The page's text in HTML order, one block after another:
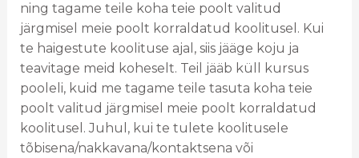
ning tagame teile koha teie poolt valitud
järgmisel meie poolt korraldatud koolitusel. Kui
te haigestute koolituse ajal, siis jääge koju ja
teavitage meid koheselt. Teil jääb küll kursus
pooleli, kuid me tagame teile tasuta koha teie
poolt valitud järgmisel meie poolt korraldatud
koolitusel. Juhul, kui te tulete koolitusele
tõbisena/nakkavana/kontaktsena või